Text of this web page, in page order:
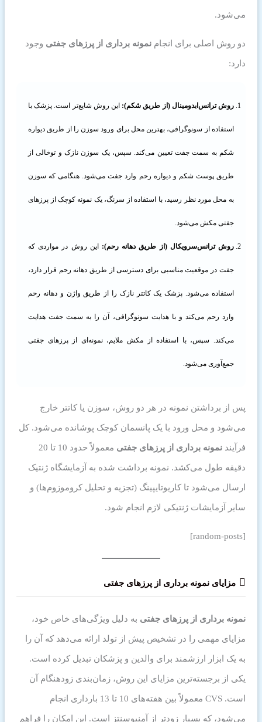
می‌شود.
دو روش اصلی برای انجامنمونه برداری از پرزهای جفتی وجود
دارد:
روش ترانس‌ابدومینال (از طریق شکم): این روش شایع‌تر است. پزشک با
استفاده از سونوگرافی، بهترین محل برای ورود سوزن را از طریق دیواره
شکم به سمت جفت تعیین می‌کند. سپس، یک سوزن نازک و توخالی از
طریق پوست شکم و دیواره رحم وارد جفت می‌شود. هنگامی که سوزن
به محل مورد نظر رسید، با استفاده از سرنگ، یک نمونه کوچک از پرزهای
جفتی مکش می‌شود.
روش ترانس‌سرویکال (از طریق دهانه رحم): این روش در مواردی که
جفت در موقعیت مناسبی برای دسترسی از طریق دهانه رحم قرار دارد،
استفاده می‌شود. پزشک یک کاتتر نازک را از طریق واژن و دهانه رحم
وارد رحم می‌کند و با هدایت سونوگرافی، آن را به سمت جفت هدایت
می‌کند. سپس، با استفاده از مکش ملایم، نمونه‌ای از پرزهای جفتی
جمع‌آوری می‌شود.
پس از برداشتن نمونه در هر دو روش، سوزن یا کاتتر خارج
می‌شود و محل ورود با یک پانسمان کوچک پوشانده می‌شود. کل
فرآیندنمونه برداری از پرزهای جفتی معمولاً حدود 10 تا 20
دقیقه طول می‌کشد. نمونه برداشت شده به آزمایشگاه ژنتیک
ارسال می‌شود تا کاریوتایپینگ (تجزیه و تحلیل کروموزوم‌ها) و
سایر آزمایشات ژنتیکی لازم انجام شود.
[random-posts]
مزایای نمونه برداری از پرزهای جفتی
نمونه برداری از پرزهای جفتی به دلیل ویژگی‌های خاص خود،
مزایای مهمی را در تشخیص پیش از تولد ارائه می‌دهد که آن را
به یک ابزار ارزشمند برای والدین و پزشکان تبدیل کرده است.
یکی از برجسته‌ترین مزایای این روش، زمان‌بندی زودهنگام آن
است. CVS معمولاً بین هفته‌های 10 تا 13 بارداری انجام
می‌شود، که بسیار زودتر از آمنیوسنتز است. این امکان را فراهم